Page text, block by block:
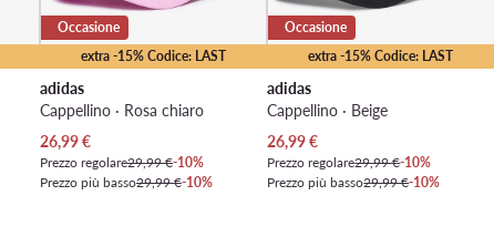
extra -15% Codice: LAST
Occasione
adidas
Cappellino · Rosa chiaro
Prezzo attuale
26,99€
Prezzo regolare29,99 €-10%
Prezzo più basso29,99 €-10%
extra -15% Codice: LAST
Occasione
adidas
Cappellino · Beige
Prezzo attuale
26,99€
Prezzo regolare29,99 €-10%
Prezzo più basso29,99 €-10%